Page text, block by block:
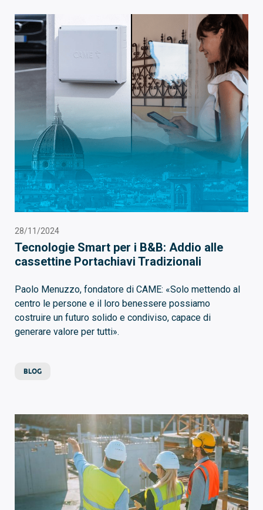
28/11/2024
Tecnologie Smart per i B&B: Addio alle
cassettine Portachiavi Tradizionali
Paolo Menuzzo, fondatore di CAME: «Solo mettendo al
centro le persone e il loro benessere possiamo
costruire un futuro solido e condiviso, capace di
generare valore per tutti».
BLOG